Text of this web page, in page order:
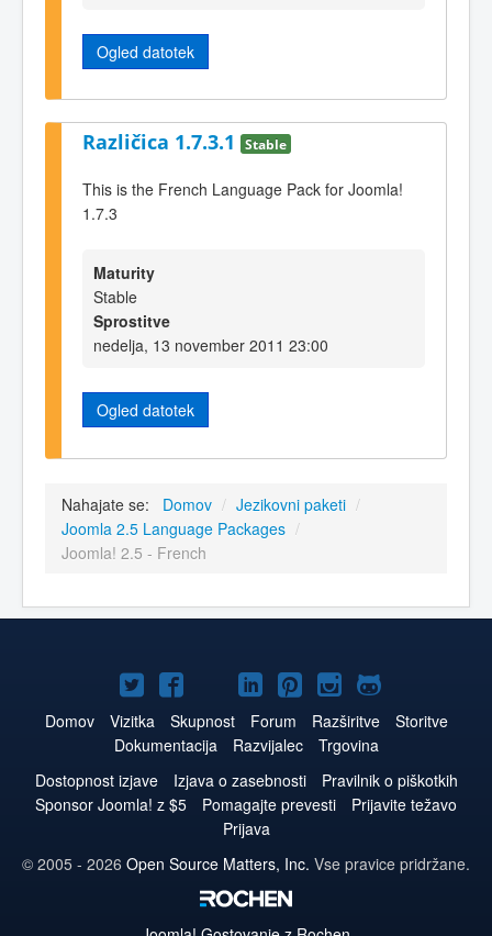
Ogled datotek
Različica 1.7.3.1 Stable
This is the French Language Pack for Joomla!
1.7.3
Maturity
Stable
Sprostitve
nedelja, 13 november 2011 23:00
Ogled datotek
Nahajate se: Domov / Jezikovni paketi /
Joomla 2.5 Language Packages /
Joomla! 2.5 - French
Joomla!
na
Twitter
Joomla!
na
Facebook
Joomla!
na
YouTube
Joomla!
na
LinkedIn
Joomla!
na
Pinterest
Joomla!
na
Instagram
Joomla!
na
GitHub
Domov Vizitka Skupnost Forum Razširitve
Storitve
Dokumentacija
Razvijalec
Trgovina
Dostopnost izjave
Izjava o zasebnosti
Pravilnik o piškotkih
Sponsor Joomla! z $5
Pomagajte prevesti
Prijavite težavo
Prijava
© 2005 - 2026 Open Source Matters, Inc. Vse pravice pridržane.